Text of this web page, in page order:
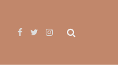
Facebook
TwitterInstagram